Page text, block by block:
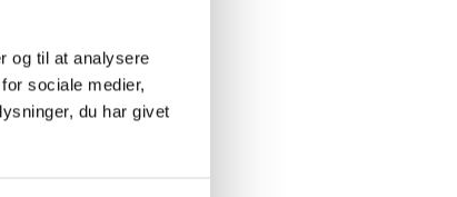
og til at analysere
sociale medier,
du har givet